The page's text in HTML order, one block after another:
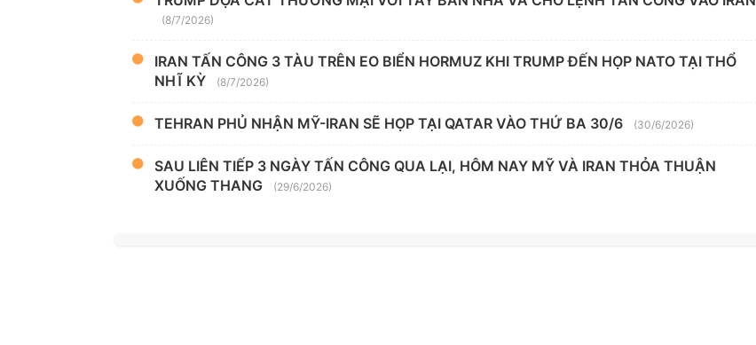
(8/7/2026)
IRAN TẤN CÔNG 3 TÀU TRÊN EO BIỂN HORMUZ KHI TRUMP ĐẾN HỌP NATO TẠI THỔ
NHĨ KỲ
(8/7/2026)
TEHRAN PHỦ NHẬN MỸ-IRAN SẼ HỌP TẠI QATAR VÀO THỨ BA 30/6 (30/6/2026)
SAU LIÊN TIẾP 3 NGÀY TẤN CÔNG QUA LẠI, HÔM NAY MỸ VÀ IRAN THỎA THUẬN
XUỐNG THANG
(29/6/2026)